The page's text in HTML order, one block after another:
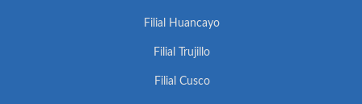
Filial Huancayo
Filial Trujillo
Filial Cusco